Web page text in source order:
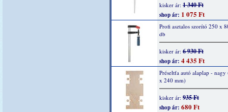
kisker ár: 1 340 Ft
shop ár: 1 075 Ft
Profi asztalos szorító 250 x
db
kisker ár: 6 930 Ft
shop ár: 4 435 Ft
Préseltfa autó alaplap -
x 240 mm)
kisker ár: 935 Ft
shop ár: 680 Ft